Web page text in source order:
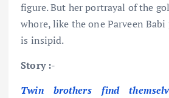
figure. But her portrayal of the
whore, like the one Parveen Babi
is insipid.
Story :-
Twin brothers find